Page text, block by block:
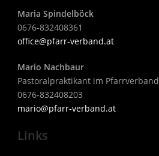
Maria Spindelböck
0676-832408361
office@pfarr-verband.at
Mario Nachbaur
Pastoralpraktikant im Pfarrverband
0676-832408203
mario@pfarr-verband.at
Links